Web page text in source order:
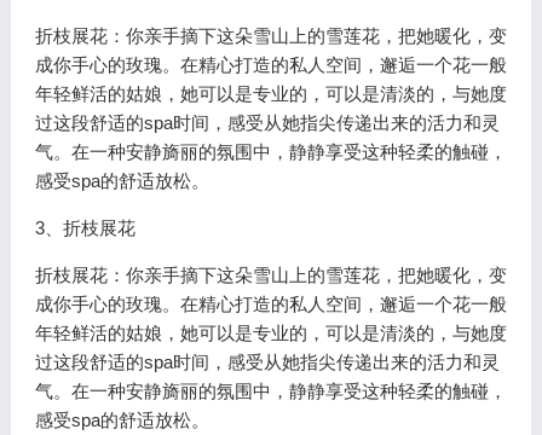
折枝展花：你亲手摘下这朵雪山上的雪莲花，把她暖化，变
成你手心的玫瑰。在精心打造的私人空间，邂逅一个花一般
年轻鲜活的姑娘，她可以是专业的，可以是清淡的，与她度
过这段舒适的spa时间，感受从她指尖传递出来的活力和灵
气。在一种安静旖丽的氛围中，静静享受这种轻柔的触碰，
感受spa的舒适放松。
3、折枝展花
折枝展花：你亲手摘下这朵雪山上的雪莲花，把她暖化，变
成你手心的玫瑰。在精心打造的私人空间，邂逅一个花一般
年轻鲜活的姑娘，她可以是专业的，可以是清淡的，与她度
过这段舒适的spa时间，感受从她指尖传递出来的活力和灵
气。在一种安静旖丽的氛围中，静静享受这种轻柔的触碰，
感受spa的舒适放松。